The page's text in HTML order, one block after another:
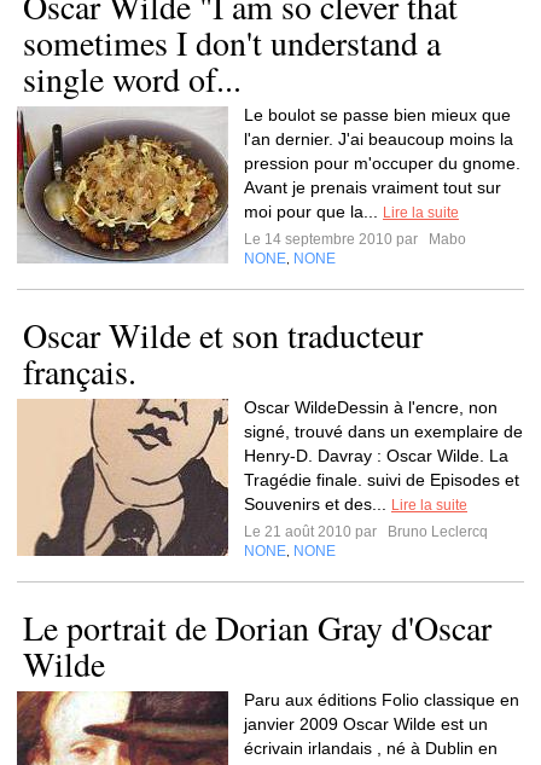
sometimes I don't understand a
single word of...
Le boulot se passe bien mieux que
l'an dernier. J'ai beaucoup moins la
pression pour m'occuper du gnome.
Avant je prenais vraiment tout sur
moi pour que la...
Lire la suite
Le 14 septembre 2010 par
Mabo
NONE NONE
Oscar Wilde et son traducteur
français.
Oscar WildeDessin à l'encre, non
signé, trouvé dans un exemplaire de
Henry-D. Davray : Oscar Wilde. La
Tragédie finale. suivi de Episodes et
Souvenirs et des...
Lire la suite
Le 21 août 2010 par
Bruno Leclercq
NONE NONE
Le portrait de Dorian Gray d'Oscar
Wilde
Paru aux éditions Folio classique en
janvier 2009 Oscar Wilde est un
écrivain irlandais , né à Dublin en